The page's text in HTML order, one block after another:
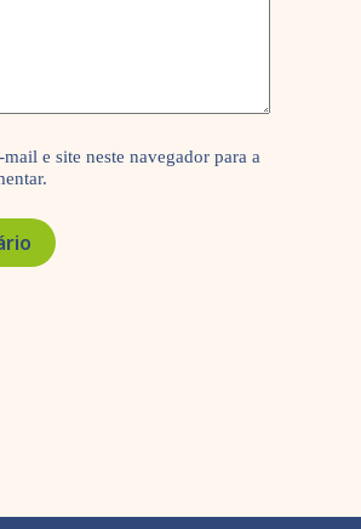
e site neste navegador para a